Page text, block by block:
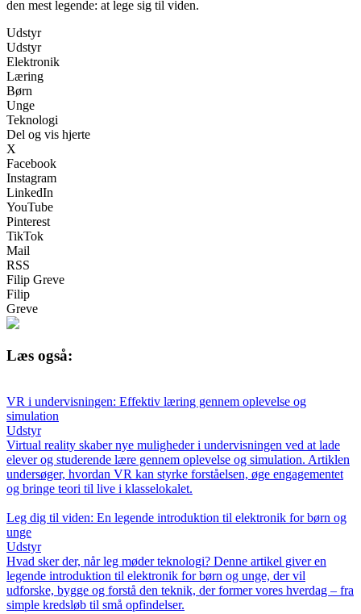
den mest legende: at lege sig til viden.
Udstyr
Udstyr
Elektronik
Læring
Børn
Unge
Teknologi
Del og vis hjerte
X
Facebook
Instagram
LinkedIn
YouTube
Pinterest
TikTok
Mail
RSS
Filip Greve
Filip
Greve
Læs også:
VR i undervisningen: Effektiv læring gennem oplevelse og
simulation
Udstyr
Virtual reality skaber nye muligheder i undervisningen ved at lade
elever og studerende lære gennem oplevelse og simulation. Artiklen
undersøger, hvordan VR kan styrke forståelsen, øge engagementet
og bringe teori til live i klasselokalet.
Leg dig til viden: En legende introduktion til elektronik for børn og
unge
Udstyr
Hvad sker der, når leg møder teknologi? Denne artikel giver en
legende introduktion til elektronik for børn og unge, der vil
udforske, bygge og forstå den teknik, der former vores hverdag – fra
simple kredsløb til små opfindelser.